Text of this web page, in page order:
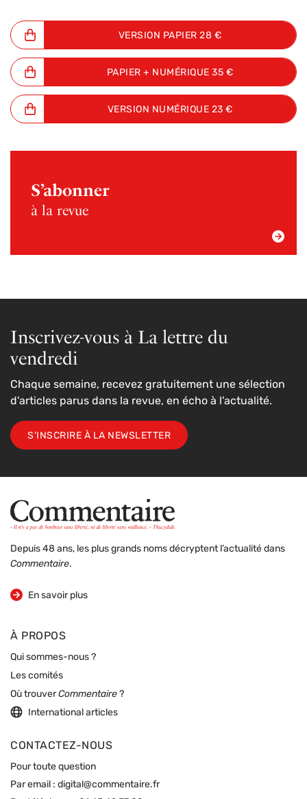
VERSION PAPIER 28 €
PAPIER + NUMÉRIQUE 35 €
VERSION NUMÉRIQUE 23 €
S’abonner
à la revue
Inscrivez-vous à La lettre du
vendredi
Chaque semaine, recevez gratuitement une sélection
d'articles parus dans la revue, en écho à l'actualité.
S'INSCRIRE À LA NEWSLETTER
Depuis 48 ans, les plus grands noms décryptent l’actualité dans
Commentaire.
En savoir plus
sur la revue
À PROPOS
Qui sommes-nous ?
Les comités
Où trouverCommentaire ?
International articles
CONTACTEZ-NOUS
Pour toute question
Par email : digital@commentaire.fr